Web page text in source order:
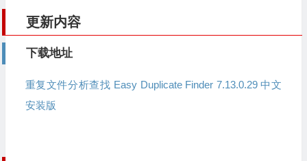
更新内容
下载地址
重复文件分析查找 Easy Duplicate Finder 7.13.0.29 中文
安装版